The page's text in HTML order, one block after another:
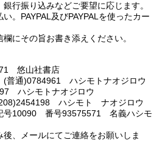
行振り込みなどご要望に応じます。
。PAYPAL及びPAYPALを使ったカー
にその旨お書き添えください。
悠山社書店
通)0784961 ハシモトナオジロウ
ハシモトナオジロウ
ハシモト ナオジロウ
号10090 番号93575571 名義ハシモ
、メールにてご連絡をお願いしま